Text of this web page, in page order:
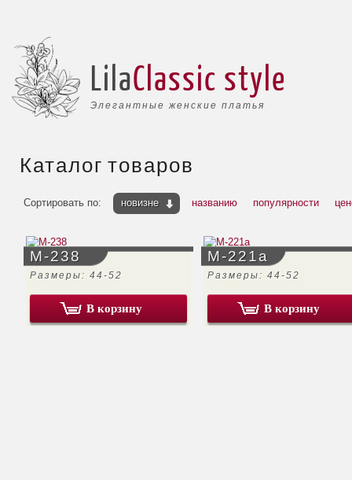
Элегантные женские платья
LilaClassic style
Каталог товаров
Сортировать по: новизне названию популярности
М-238
Размеры: 44-52
В корзину
М-221а
Размеры: 44-52
В корзину